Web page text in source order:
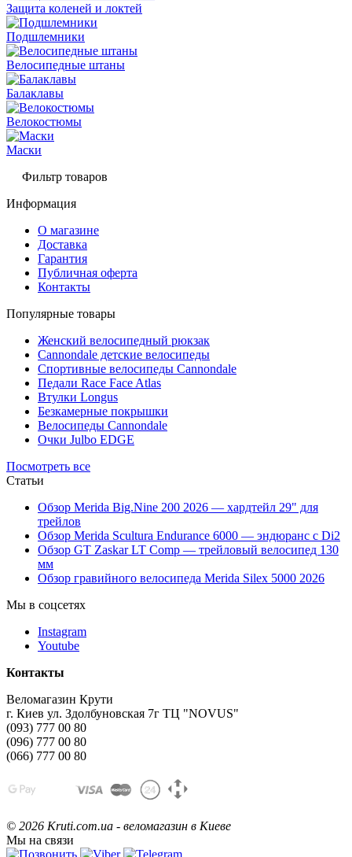
Защита коленей и локтей
Подшлемники
Велосипедные штаны
Балаклавы
Велокостюмы
Маски
Фильтр товаров
Информация
О магазине
Доставка
Гарантия
Публичная оферта
Контакты
Популярные товары
Женский велосипедный рюкзак
Cannondale детские велосипеды
Спортивные велосипеды Cannondale
Педали Race Face Atlas
Втулки Longus
Безкамерные покрышки
Велосипеды Cannondale
Очки Julbo EDGE
Посмотреть все
Статьи
Обзор Merida Big.Nine 200 2026 — хардтейл 29" для
трейлов
Обзор Merida Scultura Endurance 6000 — эндюранс с Di2
Обзор GT Zaskar LT Comp — трейловый велосипед 130
мм
Обзор гравийного велосипеда Merida Silex 5000 2026
Мы в соцсетях
Instagram
Youtube
Контакты
Веломагазин Крути
г. Киев ул. Здолбуновская 7г ТЦ "NOVUS"
(093) 777 00 80
(096) 777 00 80
(066) 777 00 80
© 2026 Kruti.com.ua - веломагазин в Киеве
Мы на связи